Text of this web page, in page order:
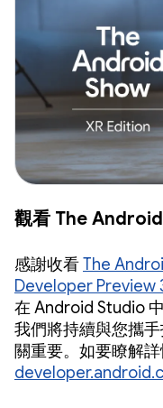
觀看 The
感謝收看The
Developer Preview
在 Android Studio
我們將持續與您攜
關重要。如要瞭解